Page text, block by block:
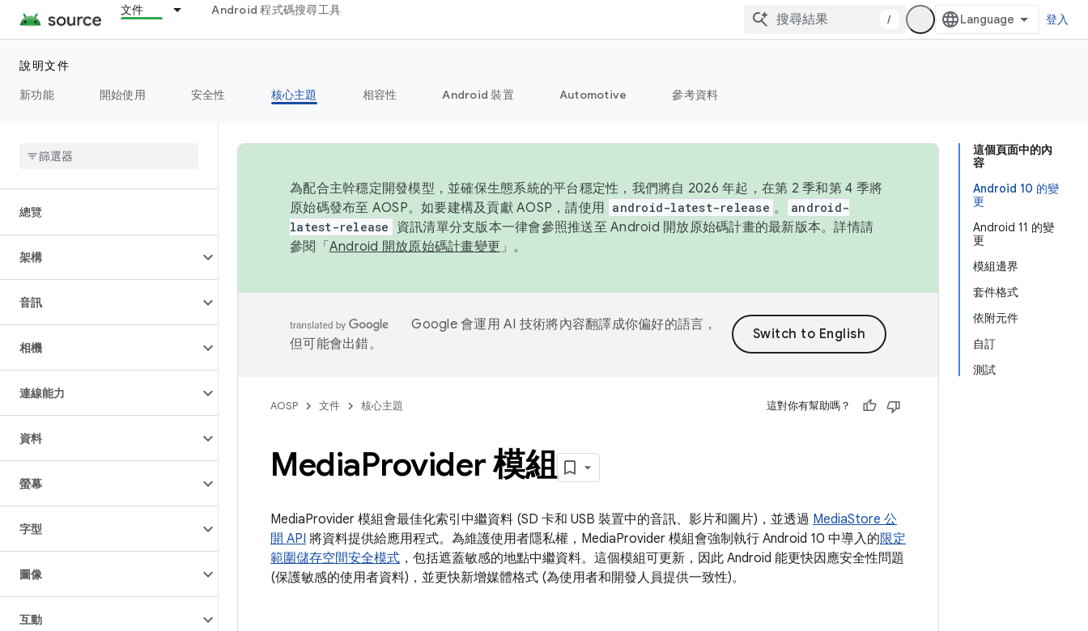
文件 Android 程式碼搜尋工具
/ 登入
說明文件
新功能
開始使用 安全性 核心主題 相容性 Android 裝置 Automotive 參考資料
總覽
架構
音訊
相機
連線能力
資料
螢幕
字型
圖像
互動
這個頁面中的內
容
Android 10 的變
更
Android 11 的變
更
模組邊界
套件格式
依附元件
自訂
測試
為配合主幹穩定開發模型，並確保生態系統的平台穩定性，我們將自 2026 年起，在第 2 季和第 4 季將
原始碼發布至 AOSP。如要建構及貢獻 AOSP，請使用 android-latest-release 。
android-
latest-release
資訊清單分支版本一律會參照推送至 Android 開放原始碼計畫的最新版本。詳情請
參閱「 Android 開放原始碼計畫變更 」。
Google 會運用 AI 技術將內容翻譯成你偏好的語言，
但可能會出錯。
AOSP 文件 核心主題 這對你有幫助嗎？
MediaProvider 模組
MediaProvider 模組會最佳化索引中繼資料 (SD 卡和 USB 裝置中的音訊、影片和圖片)，並透過 MediaStore 公
開 API 將資料提供給應用程式。為維護使用者隱私權，MediaProvider 模組會強制執行 Android 10 中導入的限定
範圍儲存空間安全模式 ，包括遮蓋敏感的地點中繼資料。這個模組可更新，因此 Android 能更快因應安全性問題
(保護敏感的使用者資料)，並更快新增媒體格式 (為使用者和開發人員提供一致性)。